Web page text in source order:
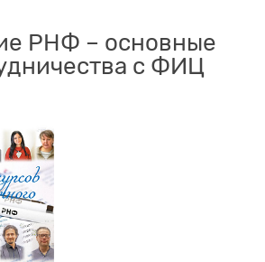
РНФ – основные
с ФИЦ